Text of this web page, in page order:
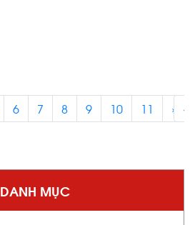
DANH MỤC
6 7 8 9 10 11 › ‹